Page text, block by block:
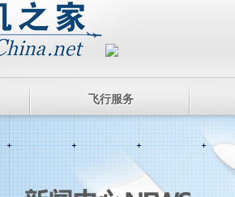
飞行服务